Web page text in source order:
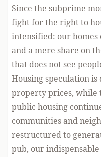
Since the subprime
fight for the right to
intensified: our homes
and a mere share on
that does not see
Housing speculation
property prices, while
public housing
communities and
restructured to
pub, our